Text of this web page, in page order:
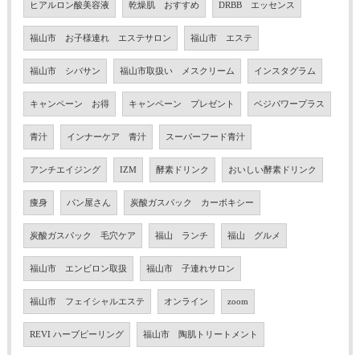
ヒアルロン酸美容液 乾燥肌 おすすめ DRBB エッセンス
福山市 お子様連れ エステサロン 福山市 エステ
福山市 シバサン 福山市取扱い メスクリーム インスタグラム
キャンペーン お得 キャンペーン プレゼント ベジパワープラス
青汁 インナーケア 青汁 スーパーフード青汁
アンチエイジング IZM 酵素ドリンク おいしい酵素ドリンク
痩身 パン屋さん 炭酸ガスパック カーボキシー
炭酸ガスパック 毛穴ケア 福山 ランチ 福山 グルメ
福山市 エンビロン取扱 福山市 子連れサロン
福山市 フェイシャルエステ オンライン zoom
REVI ハーブピーリング 福山市 陶肌トリートメント